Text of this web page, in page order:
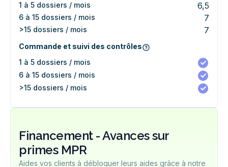
1 à 5 dossiers / mois
6,5
6 à 15 dossiers / mois 7
>15 dossiers / mois 7
Commande et suivi des contrôles
1 à 5 dossiers / mois
6 à 15 dossiers / mois
>15 dossiers / mois
Financement - Avances sur
primes MPR
Aides vos clients à débloquer leurs aides grâce à notre